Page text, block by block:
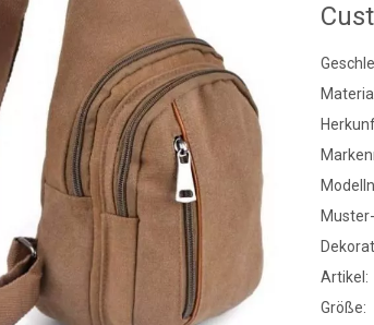
Artikel:
Größe: